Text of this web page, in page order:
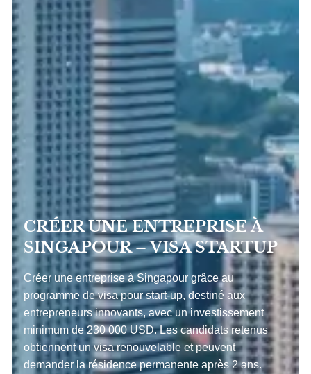
CRÉER UNE ENTREPRISE À
SINGAPOUR – VISA STARTUP
Créer une entreprise à Singapour grâce au
programme de visa pour start-up, destiné aux
entrepreneurs innovants, avec un investissement
minimum de 230 000 USD. Les candidats retenus
obtiennent un visa renouvelable et peuvent
demander la résidence permanente après 2 ans.